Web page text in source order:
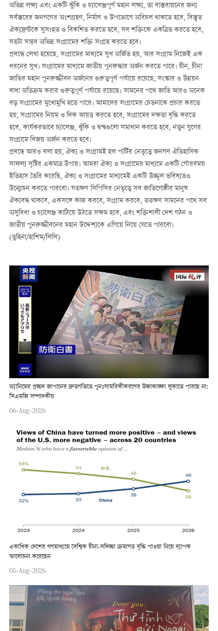
অভিন্ন লক্ষ্য এবং একটি ঝুঁকি ও চ্যালেঞ্জপূর্ণ মহান লক্ষ্য, তা বাস্তবায়নের জন্য
সর্বস্তরের জনগণের অংশগ্রহণ, নির্মাণ ও উপভোগে অবিচল থাকতে হবে, বিস্তৃত
ঐক্যফ্রন্টকে সুসংহত ও বিকশিত করতে হবে, সব শক্তিকে একত্রিত করতে হবে,
যতটা সম্ভব অভিন্ন সংগ্রামের শক্তি সংগ্রহ করতে হবে।
প্রবন্ধে লেখা হয়েছে, সংগ্রামের মাধ্যমে সুখ অর্জিত হয়, আর সংগ্রাম নিজেই এক
ধরনের সুখ। সংগ্রামের মাধ্যমে জাতীয় পুনরুদ্ধার অর্জন করতে পারে। চীন, চীনা
জাতির মহান পুনরুজ্জীবন অর্জনের গুরুত্বপূর্ণ পর্যায়ে রয়েছে, সংস্কার ও উন্নয়ন
বাধা অতিক্রম করার গুরুত্বপূর্ণ পর্যায়ে রয়েছে। সামনের পথে জাতি আরও অনেক
বড় সংগ্রামের মুখোমুখি হতে পারে। আমাদের সংগ্রামের চেতনাকে প্রচার করতে
হয়, সংগ্রামের নিয়ম ও দিক আয়ত্ত করতে হবে, সংগ্রামের দক্ষতা বৃদ্ধি করতে
হবে, কার্যকরভাবে চ্যালেঞ্জ, ঝুঁকি ও দ্বন্দ্বগুলো সমাধান করতে হবে, নতুন যুগের
সংগ্রামে বিজয় অর্জন করতে হবে।
প্রবন্ধে আরও বলা হয়, ঐক্য ও সংগ্রামই হল পার্টির নেতৃত্বে জনগণ ঐতিহাসিক
সাফল্য সৃষ্টির একমাত্র উপায়। আমরা ঐক্য ও সংগ্রামের মাধ্যমে একটি গৌরবময়
ইতিহাস তৈরি করেছি, ঐক্য ও সংগ্রামের মাধ্যমেই একটি উজ্জ্বল ভবিষ্যতও
উন্মোচন করতে পারবো। যতক্ষণ সিপিসির নেতৃত্বে সব জাতিগোষ্ঠীর মানুষ
ঐক্যবদ্ধ থাকবে, একসঙ্গে কাজ করবে, সংগ্রাম করবে, ততক্ষণ সামনের পথে সব
অসুবিধা ও চ্যালেঞ্জ কাঠিয়ে উঠতে সক্ষম হবে, এবং শক্তিশালী দেশ গঠন ও
জাতীয় পুনরুজ্জীবনের মহান উদ্দেশ্যকে এগিয়ে নিয়ে যেতে পারবো।
(তুহিনা/হাশিম/লিলি)
অ্যানিমের প্রচ্ছদ জাপানের দ্রুতগতিতে পুনঃসামরিকীকরণের উচ্চাকাঙ্ক্ষা লুকাতে পারছে না:
সিএমজি সম্পাদকীয়
06-Aug-2026
একাধিক দেশের গণমাধ্যমে বৈশ্বিক চীনা-সদিচ্ছা ক্রমাগত বৃদ্ধি পাওয়া নিয়ে ব্যাপক
আলোচনা করেছেন
05-Aug-2026